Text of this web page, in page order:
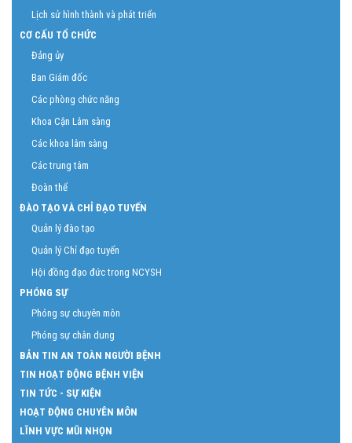
Lịch sử hình thành và phát triển
CƠ CẤU TỔ CHỨC
Đảng ủy
Ban Giám đốc
Các phòng chức năng
Khoa Cận Lâm sàng
Các khoa lâm sàng
Các trung tâm
Đoàn thể
ĐÀO TẠO VÀ CHỈ ĐẠO TUYẾN
Quản lý đào tạo
Quản lý Chỉ đạo tuyến
Hội đồng đạo đức trong NCYSH
PHÓNG SỰ
Phóng sự chuyên môn
Phóng sự chân dung
BẢN TIN AN TOÀN NGƯỜI BỆNH
TIN HOẠT ĐỘNG BỆNH VIỆN
TIN TỨC - SỰ KIỆN
HOẠT ĐỘNG CHUYÊN MÔN
LĨNH VỰC MŨI NHỌN